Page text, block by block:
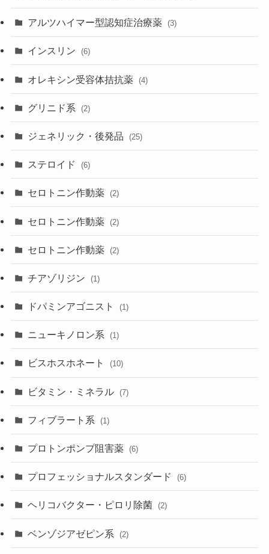
アルツハイマー型認知症治療薬 (3)
インスリン (6)
オレキシン受容体拮抗薬 (4)
グリニド系 (2)
ジェネリック・後発品 (25)
ステロイド (6)
セロトニン作動薬 (2)
セロトニン作動薬 (2)
セロトニン作動薬 (2)
チアゾリジン (1)
ドパミンアゴニスト (1)
ニューキノロン系 (1)
ビスホスホネート (10)
ビタミン・ミネラル (7)
フィブラート系 (1)
プロトンポンプ阻害薬 (6)
プロフェッショナルスタンダード (6)
ヘリコバクター・ピロリ除菌 (2)
ベンゾジアゼピン系 (2)